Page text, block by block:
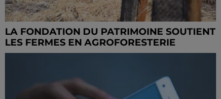
LA FONDATION DU PATRIMOINE SOUTIENT
LES FERMES EN AGROFORESTERIE